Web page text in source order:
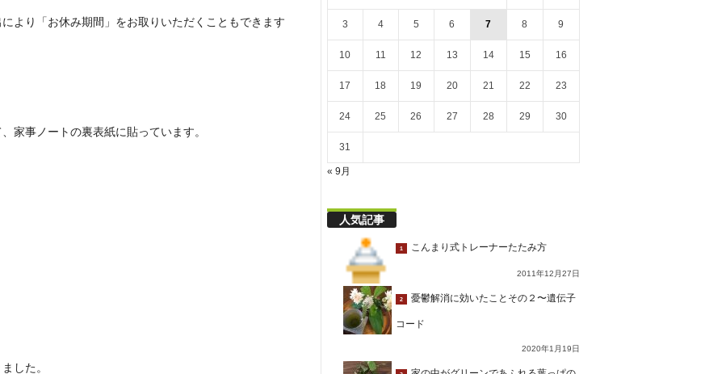
より「お休み期間」をお取りいただくこともできます
家事ノートの裏表紙に貼っています。
した。
3 4 5 6 7 8 9
10 11 12 13 14 15 16
17 18 19 20 21 22 23
24 25 26 27 28 29 30
31
« 9月
人気記事
1 こんまり式トレーナーたたみ方
2011年12月27日
2 憂鬱解消に効いたことその２〜遺伝子
コード
2020年1月19日